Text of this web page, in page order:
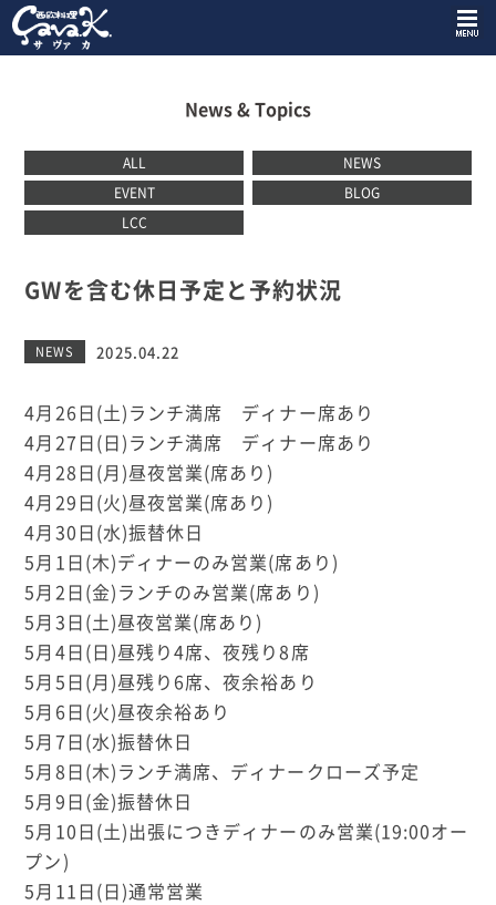
News & Topics
ALL
NEWS
EVENT
BLOG
LCC
GWを含む休日予定と予約状況
NEWS 2025.04.22
4月26日(土)ランチ満席 ディナー席あり
4月27日(日)ランチ満席 ディナー席あり
4月28日(月)昼夜営業(席あり)
4月29日(火)昼夜営業(席あり)
4月30日(水)振替休日
5月1日(木)ディナーのみ営業(席あり)
5月2日(金)ランチのみ営業(席あり)
5月3日(土)昼夜営業(席あり)
5月4日(日)昼残り4席、夜残り8席
5月5日(月)昼残り6席、夜余裕あり
5月6日(火)昼夜余裕あり
5月7日(水)振替休日
5月8日(木)ランチ満席、ディナークローズ予定
5月9日(金)振替休日
5月10日(土)出張につきディナーのみ営業(19:00オー
プン)
5月11日(日)通常営業